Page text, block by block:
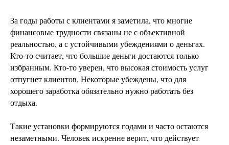
За годы работы с клиентами я заметила, что многие
финансовые трудности связаны не с объективной
реальностью, а с устойчивыми убеждениями о деньгах.
Кто-то считает, что большие деньги достаются только
избранным. Кто-то уверен, что высокая стоимость услуг
отпугнет клиентов. Некоторые убеждены, что для
хорошего заработка обязательно нужно работать без
отдыха.
Такие установки формируются годами и часто остаются
незаметными. Человек искренне верит, что действует